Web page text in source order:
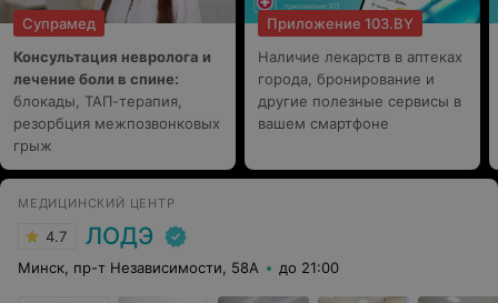
Супрамед
Консультация невролога и
лечение боли в спине:
блокады, ТАП-терапия,
резорбция межпозвонковых
грыж
Приложение 103.BY
Наличие лекарств в аптеках
города, бронирование и
другие полезные сервисы в
вашем смартфоне
МЕДИЦИНСКИЙ ЦЕНТР
4.7 ЛОДЭ
Минск, пр-т Независимости, 58А до 21:00